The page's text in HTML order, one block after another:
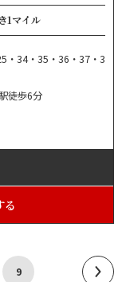
1マイル
・34・35・36・37・3
徒歩6分
る
9